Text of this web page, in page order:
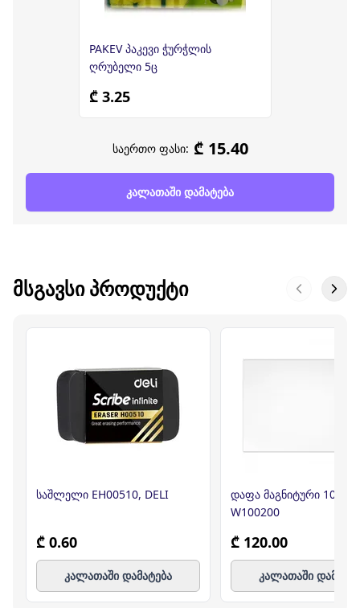
PAKEV პაკევი ჭურჭლის
ღრუბელი 5ც
₾ 3.25
საერთო ფასი: ₾ 15.40
კალათაში დამატება
ᲛᲡᲒᲐᲕᲡᲘ ᲞᲠᲝᲓᲣᲥᲢᲘ
საშლელი EH00510, DELI
₾ 0.60
კალათაში დამატება
დაფა მაგნიტური
W100200
₾ 120.00
კალათაში